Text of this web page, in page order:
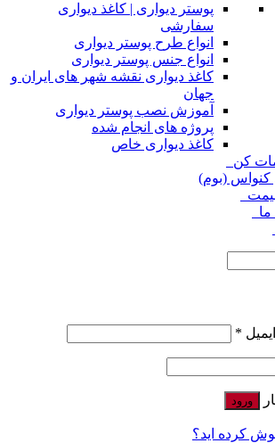
پوستر دیواری | کاغذ دیواری
سفارشی
انواع طرح پوستر دیواری
انواع جنس پوستر دیواری
کاغذ دیواری نقشه شهر های ایران و
جهان
آموزش نصب پوستر دیواری
پروژه های انجام شده
کاغذ دیواری خاص
کن
کنواس (بوم)
*
ورود
کرده اید؟